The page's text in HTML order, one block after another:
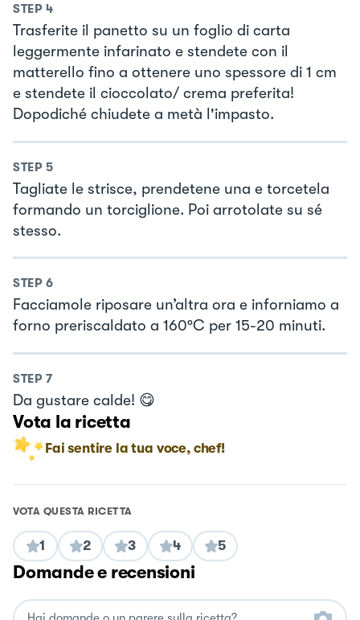
STEP 4
Trasferite il panetto su un foglio di carta
leggermente infarinato e stendete con il
matterello fino a ottenere uno spessore di 1 cm
e stendete il cioccolato/ crema preferita!
Dopodiché chiudete a metà l'impasto.
STEP 5
Tagliate le strisce, prendetene una e torcetela
formando un torciglione. Poi arrotolate su sé
stesso.
STEP 6
Facciamole riposare un’altra ora e inforniamo a
forno preriscaldato a 160°C per 15-20 minuti.
STEP 7
Da gustare calde! 😋
Vota la ricetta
Fai sentire la tua voce, chef!
VOTA QUESTA RICETTA
1 2 3 4 5
Domande e recensioni